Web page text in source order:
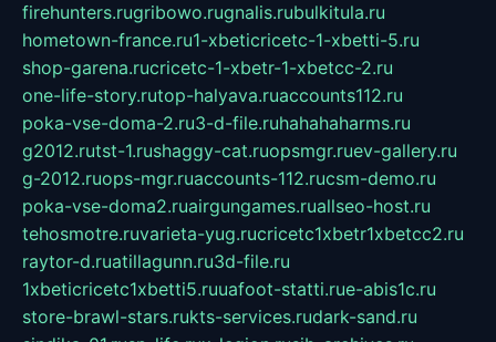
firehunters.rugribowo.rugnalis.rubulkitula.ru
hometown-france.ru1-xbeticricetc-1-xbetti-5.ru
shop-garena.rucricetc-1-xbetr-1-xbetcc-2.ru
one-life-story.rutop-halyava.ruaccounts112.ru
poka-vse-doma-2.ru3-d-file.ruhahahaharms.ru
g2012.rutst-1.rushaggy-cat.ruopsmgr.ruev-gallery.ru
g-2012.ruops-mgr.ruaccounts-112.rucsm-demo.ru
poka-vse-doma2.ruairgungames.ruallseo-host.ru
tehosmotre.ruvarieta-yug.rucricetc1xbetr1xbetcc2.ru
raytor-d.ruatillagunn.ru3d-file.ru
1xbeticricetc1xbetti5.ruuafoot-statti.rue-abis1c.ru
store-brawl-stars.rukts-services.rudark-sand.ru